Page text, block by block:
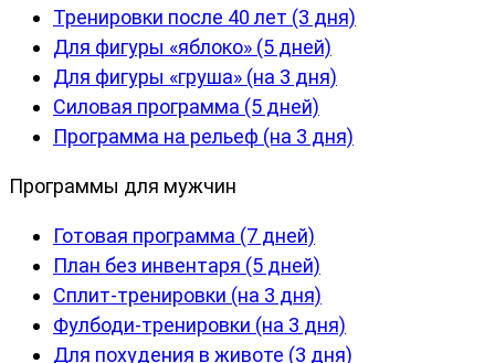
Тренировки после 40 лет (3 дня)
Для фигуры «яблоко» (5 дней)
Для фигуры «груша» (на 3 дня)
Силовая программа (5 дней)
Программа на рельеф (на 3 дня)
Программы для мужчин
Готовая программа (7 дней)
План без инвентаря (5 дней)
Сплит-тренировки (на 3 дня)
Фулбоди-тренировки (на 3 дня)
Для похудения в животе (3 дня)